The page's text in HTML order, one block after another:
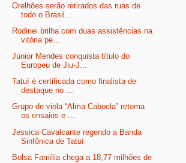
Orelhões serão retirados das ruas de
todo o Brasil...
Rodinei brilha com duas assistências na
vitória pe...
Júnior Mendes conquista título do
Europeu de Jiu-J...
Tatuí é certificada como finalista de
destaque no ...
Grupo de viola “Alma Cabocla” retoma
os ensaios e ...
Jessica Cavalcante regendo a Banda
Sinfônica de Tatuí
Bolsa Família chega a 18,77 milhões de